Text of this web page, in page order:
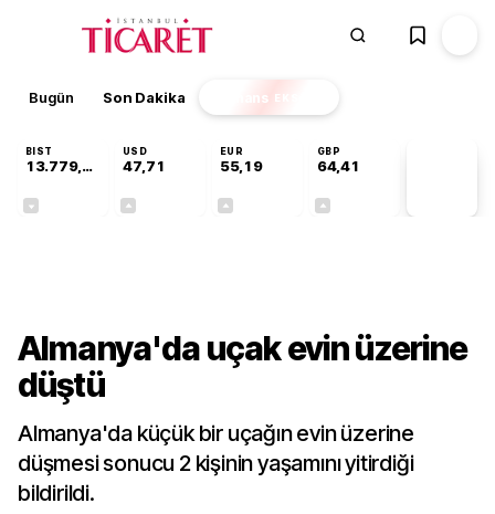
Bugün Son Dakika Finans EKSTRA
BIST
13.779,39
USD
47,71
EUR
55,19
GBP
64,41
Almanya'da uçak evin üzerine
düştü
Almanya'da küçük bir uçağın evin üzerine
düşmesi sonucu 2 kişinin yaşamını yitirdiği
bildirildi.